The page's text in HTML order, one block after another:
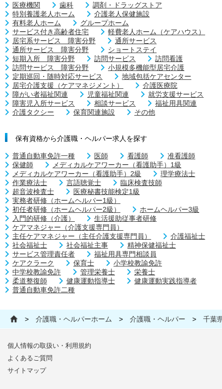
医療機関 歯科
調剤・ドラッグストア
特別養護老人ホーム
介護老人保健施設
有料老人ホーム
グループホーム
サービス付き高齢者住宅
軽費老人ホーム（ケアハウス）
居宅系サービス 障害分野
通所サービス
通所サービス 障害分野
ショートステイ
短期入所 障害分野
訪問サービス
訪問看護
訪問サービス 障害分野
小規模多機能型居宅介護
定期巡回・随時対応サービス
地域包括ケアセンター
居宅介護支援（ケアマネジメント）
介護医療院
障がい者福祉関連
児童福祉関連
就労支援サービス
障害児入所サービス
相談サービス
福祉用具関連
介護タクシー
保育関連施設 その他
保有資格から介護職・ヘルパー求人を探す
普通自動車免許一種 医師 看護師
准看護師
保健師
メディカルケアワーカー（看護助手）1級
メディカルケアワーカー（看護助手）2級
理学療法士
作業療法士
言語聴覚士
臨床検査技師
超音波検査士
医療秘書技能検定1級
実務者研修（ホームヘルパー1級）
初任者研修（ホームヘルパー2級）
ホームヘルパー3級
入門的研修（介護）
生活援助従事者研修
ケアマネジャー（介護支援専門員）
主任ケアマネジャー（主任介護支援専門員）
介護福祉士
社会福祉士
社会福祉主事
精神保健福祉士
サービス管理責任者
福祉用具専門相談員
ケアクラーク
保育士
小学校教諭免許
中学校教諭免許
管理栄養士
栄養士
柔道整復師
健康運動指導士
健康運動実践指導者
普通自動車免許二種
> 介護職・ヘルパーホーム > 介護職・ヘルパー > 千葉
個人情報の取扱い・利用規約
よくあるご質問
サイトマップ